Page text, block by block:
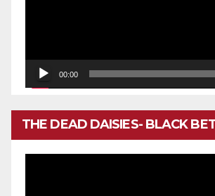
00:00
THE DEAD DAISIES- BLACK